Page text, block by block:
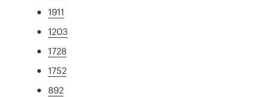
1911
1203
1728
1752
892